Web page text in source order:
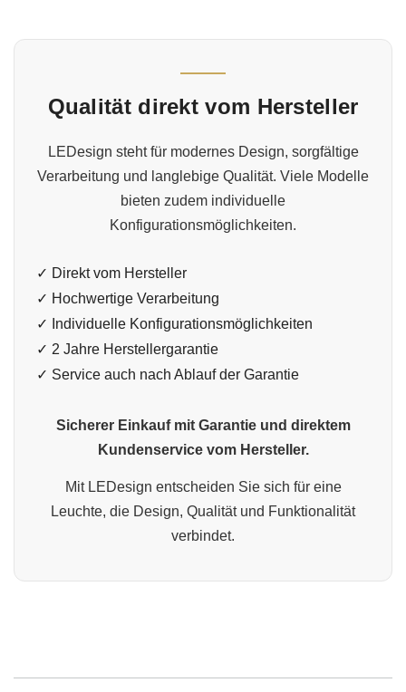
Qualität direkt vom Hersteller
LEDesign steht für modernes Design, sorgfältige
Verarbeitung und langlebige Qualität. Viele Modelle
bieten zudem individuelle
Konfigurationsmöglichkeiten.
✓ Direkt vom Hersteller
✓ Hochwertige Verarbeitung
✓ Individuelle Konfigurationsmöglichkeiten
✓ 2 Jahre Herstellergarantie
✓ Service auch nach Ablauf der Garantie
Sicherer Einkauf mit Garantie und direktem
Kundenservice vom Hersteller.
Mit LEDesign entscheiden Sie sich für eine
Leuchte, die Design, Qualität und Funktionalität
verbindet.